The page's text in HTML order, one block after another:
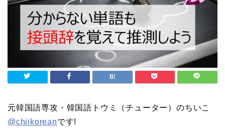
元韓国語専攻・韓国語トウミ（チューター）のちいこ
@chiikoreanです!